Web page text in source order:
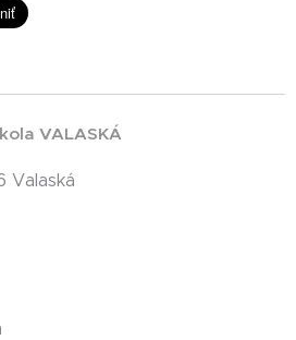
VALASKÁ
Valaská